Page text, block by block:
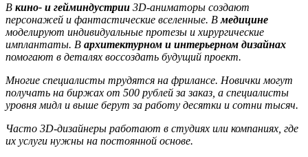
В кино- и гейминдустрии 3D-аниматоры создают
персонажей и фантастические вселенные. Вмедицине
моделируют индивидуальные протезы и хирургические
имплантаты. В архитектурном и интерьерном дизайнах
помогают в деталях воссоздать будущий проект.
Многие специалисты трудятся на фрилансе. Новички могут
получать на биржах от 500 рублей за заказ, а специалисты
уровня мидл и выше берут за работу десятки и сотни тысяч.
Часто 3D-дизайнеры работают в студиях или компаниях, где
их услуги нужны на постоянной основе.